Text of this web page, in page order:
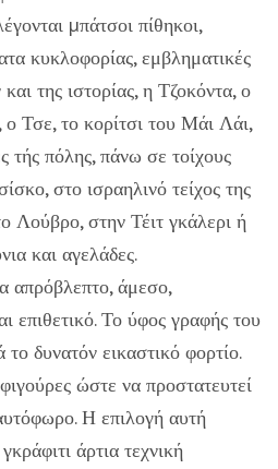
µπάτσοι πίθηκοι,
κυκλοφορίας, εμβληματικές
της ιστορίας, η Τζοκόντα, ο
Τσε, το κορίτσι του Μάι Λάι,
τής πόλης, πάνω σε τοίχους
στο ισραηλινό τείχος της
Λούβρο, στην Τέιτ γκάλερι ή
και αγελάδες.
απρόβλεπτο, άμεσο,
επιθετικό. Το ύφος γραφής του
δυνατόν εικαστικό φορτίο.
ώστε να προστατευτεί
Η επιλογή αυτή
άρτια τεχνική